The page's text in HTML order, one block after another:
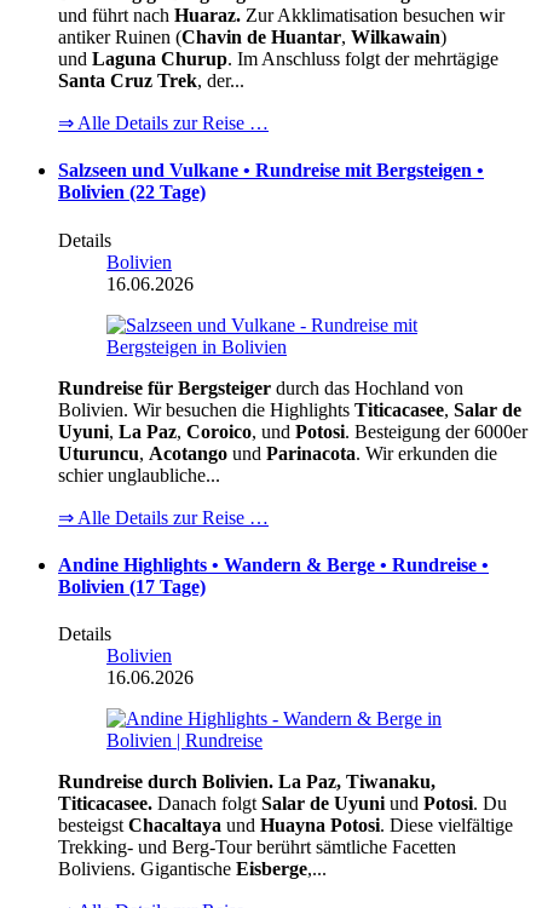
und führt nach Huaraz. Zur Akklimatisation besuchen wir
antiker Ruinen (Chavin de Huantar, Wilkawain)
und Laguna Churup. Im Anschluss folgt der mehrtägige
Santa Cruz Trek, der...
⇒ Alle Details zur Reise …
Salzseen und Vulkane • Rundreise mit Bergsteigen •
Bolivien (22 Tage)
Details
Bolivien
16.06.2026
Rundreise für Bergsteiger durch das Hochland von
Bolivien. Wir besuchen die Highlights Titicacasee, Salar de
Uyuni, La Paz, Coroico, und Potosi. Besteigung der 6000er
Uturuncu, Acotango und Parinacota. Wir erkunden die
schier unglaubliche...
⇒ Alle Details zur Reise …
Andine Highlights • Wandern & Berge • Rundreise •
Bolivien (17 Tage)
Details
Bolivien
16.06.2026
Rundreise durch Bolivien. La Paz, Tiwanaku,
Titicacasee. Danach folgt Salar de Uyuni und Potosi. Du
besteigst Chacaltaya und Huayna Potosi. Diese vielfältige
Trekking- und Berg-Tour berührt sämtliche Facetten
Boliviens. Gigantische Eisberge,...